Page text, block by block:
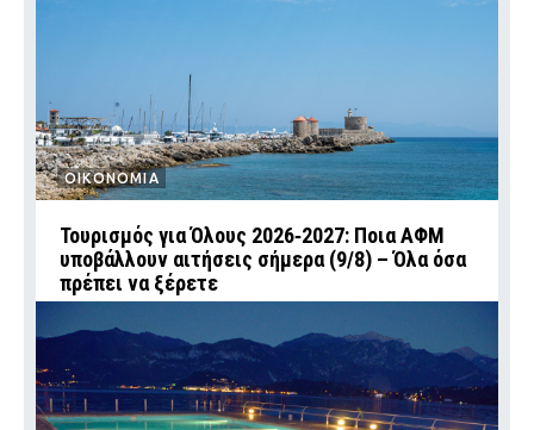
ΟΙΚΟΝΟΜΙΑ
Τουρισμός για Όλους 2026‑2027: Ποια ΑΦΜ
υποβάλλουν αιτήσεις σήμερα (9/8) – Όλα όσα
πρέπει να ξέρετε